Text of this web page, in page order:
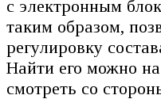
с электронным
таким образом,
регулировку
Найти его можно
смотреть со